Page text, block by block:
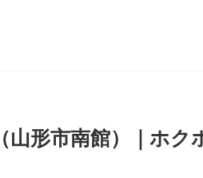
山形市南館）｜ホク